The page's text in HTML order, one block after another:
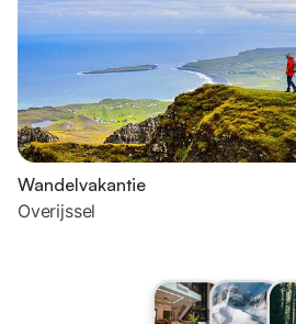
Wandelvakantie
Overijssel